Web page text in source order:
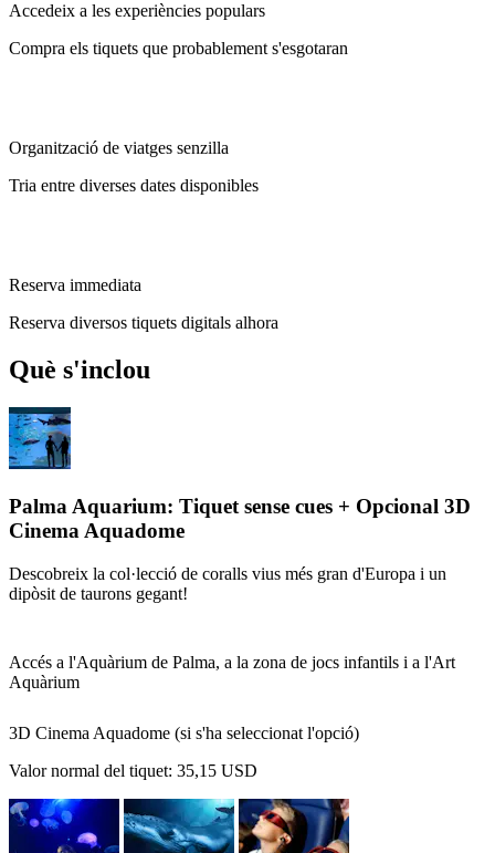
Accedeix a les experiències populars
Compra els tiquets que probablement s'esgotaran
Organització de viatges senzilla
Tria entre diverses dates disponibles
Reserva immediata
Reserva diversos tiquets digitals alhora
Què s'inclou
Palma Aquarium: Tiquet sense cues + Opcional 3D
Cinema Aquadome
Descobreix la col·lecció de coralls vius més gran d'Europa i un
dipòsit de taurons gegant!
Accés a l'Aquàrium de Palma, a la zona de jocs infantils i a l'Art
Aquàrium
3D Cinema Aquadome (si s'ha seleccionat l'opció)
Valor normal del tiquet: 35,15 USD